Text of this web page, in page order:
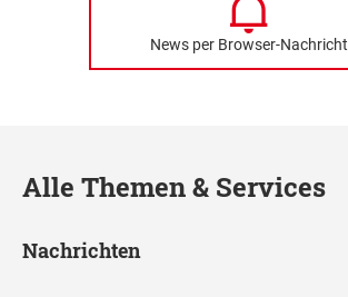
News per Browser-Nachricht
Alle Themen & Services
Nachrichten